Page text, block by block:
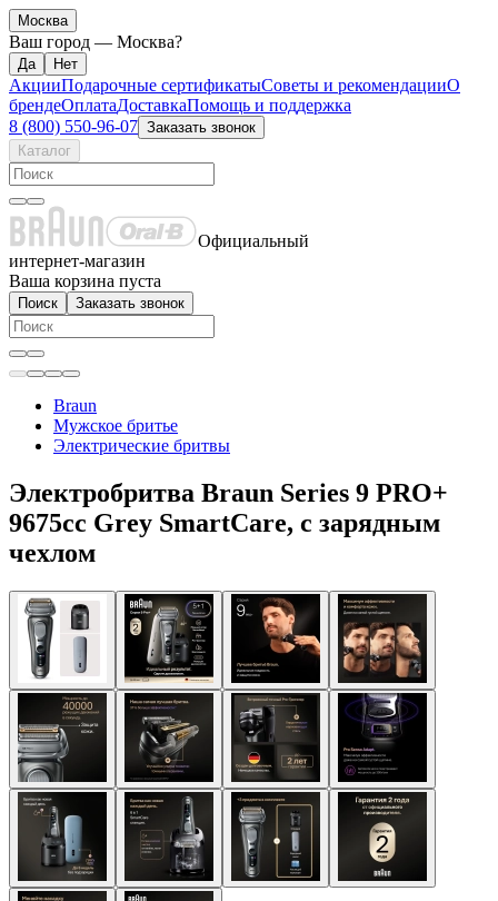
Москва
Ваш город — Москва?
АкцииПодарочные сертификатыСоветы и рекомендацииО
брендеОплатаДоставкаПомощь и поддержка
8 (800) 550-96-07 Заказать звонок
Каталог
Официальный
интернет-магазин
Ваша корзина пуста
Поиск Заказать звонок
Braun
Мужское бритье
Электрические бритвы
Электробритва Braun Series 9 PRO+
9675cc Grey SmartCare, с зарядным
чехлом